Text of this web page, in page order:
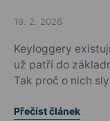
Posted on
19. 2. 2026
Keyloggery
už patří do
Tak proč o nich
Přečíst článek